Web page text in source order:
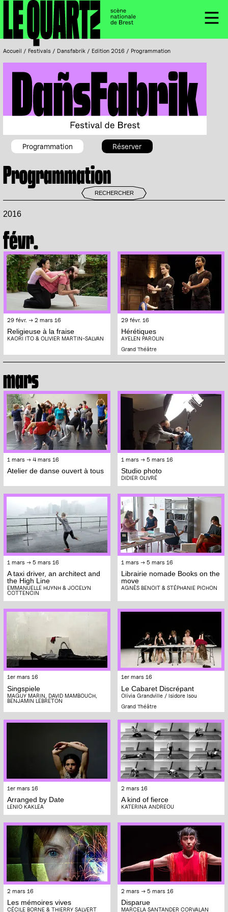
Panneau de gestion des cookies
Accueil
Menu
Accueil / Festivals / Dansfabrik / Edition 2016 / Programmation
Programmation Réserver
Programmation
RECHERCHER
2016
févr.
29 févr. → 2 mars 16
Religieuse à la fraise
KAORI ITO & OLIVIER MARTIN-SALVAN
29 févr. 16
Hérétiques
AYELEN PAROLIN
Grand Théâtre
mars
1 mars → 4 mars 16
Atelier de danse ouvert à tous
1 mars → 5 mars 16
Studio photo
DIDIER OLIVRÉ
1 mars → 5 mars 16
A taxi driver, an architect and
the High Line
EMMANUELLE HUYNH & JOCELYN
COTTENCIN
1 mars → 5 mars 16
Librairie nomade Books on the
move
AGNÈS BENOIT & STÉPHANIE PICHON
1er mars 16
Singspiele
MAGUY MARIN, DAVID MAMBOUCH,
BENJAMIN LEBRETON
1er mars 16
Le Cabaret Discrépant
Olivia Grandville / Isidore Isou
Grand Théâtre
1er mars 16
Arranged by Date
LENIO KAKLEA
2 mars 16
A kind of fierce
KATERINA ANDREOU
2 mars 16
Les mémoires vives
CÉCILE BORNE & THIERRY SALVERT
2 mars → 5 mars 16
Disparue
MARCELA SANTANDER CORVALAN